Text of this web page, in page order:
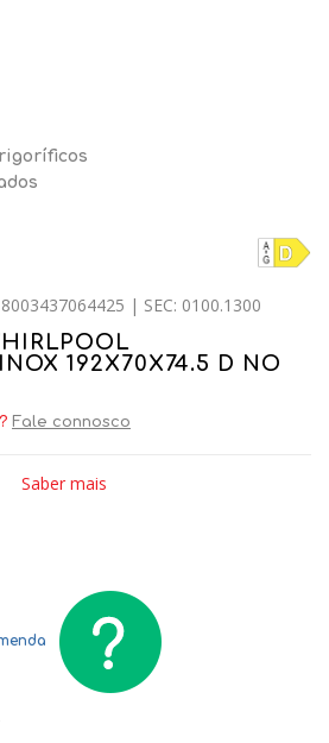
| SEC: 0100.1300
192X70X74.5 D NO
Fale connosco
Saber mais